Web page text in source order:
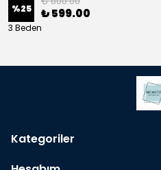
%25 ₺ 599.00
3 Beden
Kategoriler